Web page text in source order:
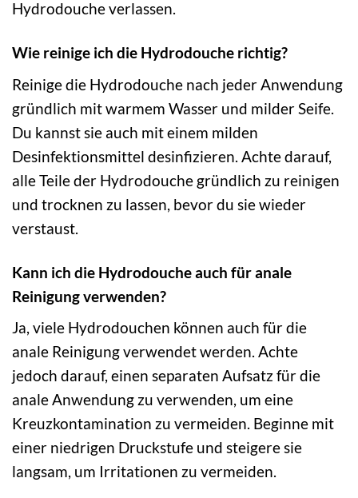
Hydrodouche verlassen.
Wie reinige ich die Hydrodouche richtig?
Reinige die Hydrodouche nach jeder Anwendung
gründlich mit warmem Wasser und milder Seife.
Du kannst sie auch mit einem milden
Desinfektionsmittel desinfizieren. Achte darauf,
alle Teile der Hydrodouche gründlich zu reinigen
und trocknen zu lassen, bevor du sie wieder
verstaust.
Kann ich die Hydrodouche auch für anale
Reinigung verwenden?
Ja, viele Hydrodouchen können auch für die
anale Reinigung verwendet werden. Achte
jedoch darauf, einen separaten Aufsatz für die
anale Anwendung zu verwenden, um eine
Kreuzkontamination zu vermeiden. Beginne mit
einer niedrigen Druckstufe und steigere sie
langsam, um Irritationen zu vermeiden.